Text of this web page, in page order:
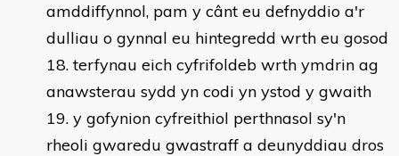
amddiffynnol, pam y cânt eu defnyddio a'r
dulliau o gynnal eu hintegredd wrth eu gosod
terfynau eich cyfrifoldeb wrth ymdrin ag
anawsterau sydd yn codi yn ystod y gwaith
y gofynion cyfreithiol perthnasol sy'n
rheoli gwaredu gwastraff a deunyddiau dros